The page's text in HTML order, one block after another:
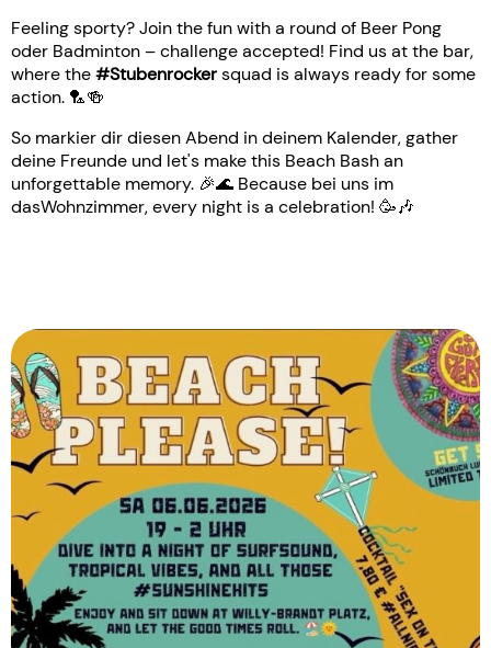
Feeling sporty? Join the fun with a round of Beer Pong
oder Badminton – challenge accepted! Find us at the bar,
where the#Stubenrockersquad is always ready for some
action. 🏸🍻
So markier dir diesen Abend in deinem Kalender, gather
deine Freunde und let's make this Beach Bash an
unforgettable memory. 🎉🌊 Because bei uns im
dasWohnzimmer, every night is a celebration! 🥳🎶